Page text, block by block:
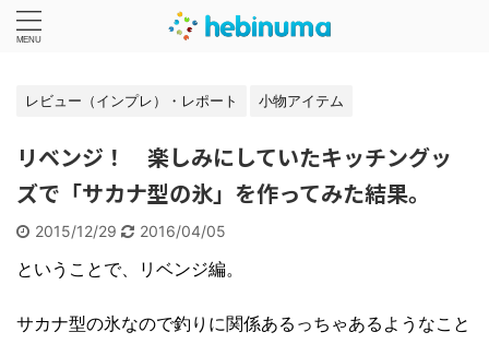
レビュー（インプレ）・レポート 小物アイテム
リベンジ！ 楽しみにしていたキッチングッ
ズで「サカナ型の氷」を作ってみた結果。
2015/12/29 2016/04/05
ということで、リベンジ編。
サカナ型の氷なので釣りに関係あるっちゃあるようなこと